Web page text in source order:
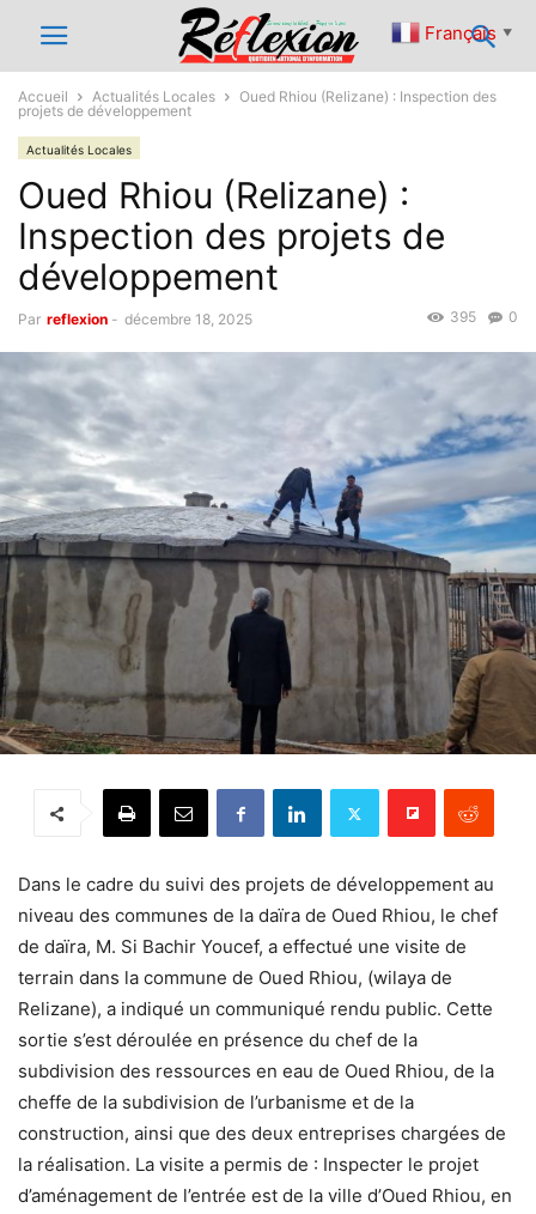
Accueil Actualités Locales
Oued Rhiou (Relizane) : Inspection des
projets de développement
Actualités Locales
Oued Rhiou (Relizane) :
Inspection des projets de
développement
Par reflexion - décembre 18, 2025 0
395
Dans le cadre du suivi des projets de développement au
niveau des communes de la daïra de Oued Rhiou, le chef
de daïra, M. Si Bachir Youcef, a effectué une visite de
terrain dans la commune de Oued Rhiou, (wilaya de
Relizane), a indiqué un communiqué rendu public. Cette
sortie s’est déroulée en présence du chef de la
subdivision des ressources en eau de Oued Rhiou, de la
cheffe de la subdivision de l’urbanisme et de la
construction, ainsi que des deux entreprises chargées de
la réalisation. La visite a permis de : Inspecter le projet
d’aménagement de l’entrée est de la ville d’Oued Rhiou, en
Français ▼